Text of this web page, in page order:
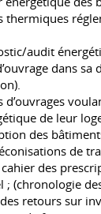
thermiques
audit
dans sa
de leur
des
de
des
; (chronologie
retours sur